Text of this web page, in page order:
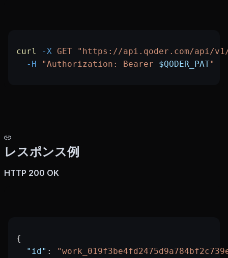
curl -X GET "https://api.qoder.com/api/v1/
  -H
"Authorization: Bearer $QODER_PAT"
レスポンス例
HTTP 200 OK
{
  "id"
: